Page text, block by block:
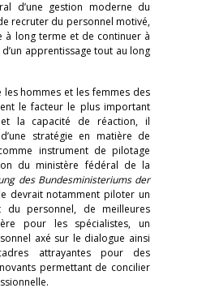
d’une gestion moderne du
recruter du personnel motivé,
à long terme et de continuer à
apprentissage tout au long
hommes et les femmes des
le facteur le plus important
la capacité de réaction, il
stratégie en matière de
instrument de pilotage
du ministère fédéral de la
des Bundesministeriums der
devrait notamment piloter un
du personnel, de meilleures
pour les spécialistes, un
axé sur le dialogue ainsi
attrayantes pour des
permettant de concilier